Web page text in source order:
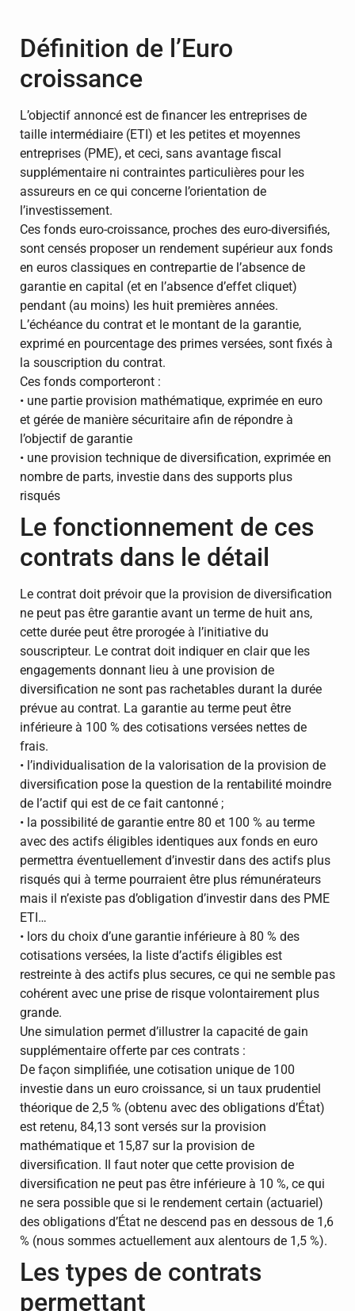
​Définition de l’Euro
croissance
L’objectif annoncé est de financer les entreprises de
taille intermédiaire (ETI) et les petites et moyennes
entreprises (PME), et ceci, sans avantage fiscal
supplémentaire ni contraintes particulières pour les
assureurs en ce qui concerne l’orientation de
l’investissement.
Ces fonds euro-croissance, proches des euro-diversifiés,
sont censés proposer un rendement supérieur aux fonds
en euros classiques en contrepartie de l’absence de
garantie en capital (et en l’absence d’effet cliquet)
pendant (au moins) les huit premières années.
L’échéance du contrat et le montant de la garantie,
exprimé en pourcentage des primes versées, sont fixés à
la souscription du contrat.
Ces fonds comporteront :
• une partie provision mathématique, exprimée en euro
et gérée de manière sécuritaire afin de répondre à
l’objectif de garantie
• une provision technique de diversification, exprimée en
nombre de parts, investie dans des supports plus
risqués
Le fonctionnement de ces
contrats dans le détail
Le contrat doit prévoir que la provision de diversification
ne peut pas être garantie avant un terme de huit ans,
cette durée peut être prorogée à l’initiative du
souscripteur. Le contrat doit indiquer en clair que les
engagements donnant lieu à une provision de
diversification ne sont pas rachetables durant la durée
prévue au contrat. La garantie au terme peut être
inférieure à 100 % des cotisations versées nettes de
frais.
• l’individualisation de la valorisation de la provision de
diversification pose la question de la rentabilité moindre
de l’actif qui est de ce fait cantonné ;
• la possibilité de garantie entre 80 et 100 % au terme
avec des actifs éligibles identiques aux fonds en euro
permettra éventuellement d’investir dans des actifs plus
risqués qui à terme pourraient être plus rémunérateurs
mais il n’existe pas d’obligation d’investir dans des PME
ETI…
• lors du choix d’une garantie inférieure à 80 % des
cotisations versées, la liste d’actifs éligibles est
restreinte à des actifs plus secures, ce qui ne semble pas
cohérent avec une prise de risque volontairement plus
grande.
Une simulation permet d’illustrer la capacité de gain
supplémentaire offerte par ces contrats :
De façon simplifiée, une cotisation unique de 100
investie dans un euro croissance, si un taux prudentiel
théorique de 2,5 % (obtenu avec des obligations d’État)
est retenu, 84,13 sont versés sur la provision
mathématique et 15,87 sur la provision de
diversification. Il faut noter que cette provision de
diversification ne peut pas être inférieure à 10 %, ce qui
ne sera possible que si le rendement certain (actuariel)
des obligations d’État ne descend pas en dessous de 1,6
% (nous sommes actuellement aux alentours de 1,5 %).
Les types de contrats
permettant